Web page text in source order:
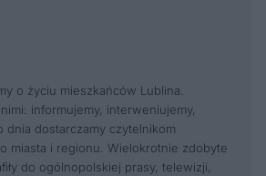
o życiu mieszkańców Lublina.
informujemy, interweniujemy,
dnia dostarczamy czytelnikom
miasta i regionu. Wielokrotnie zdobyte
do ogólnopolskiej prasy, telewizji,